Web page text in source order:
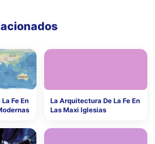
Fe En
La Arquitectura De La Fe En
Las Maxi Iglesias